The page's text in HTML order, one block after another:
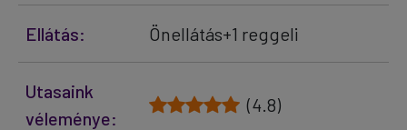
Ellátás: Önellátás+1 reggeli
Utasaink
véleménye:
(4.8)